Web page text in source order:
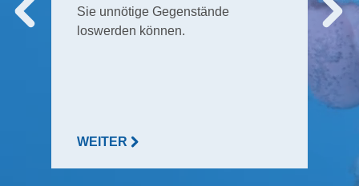
Sie unnötige Gegenstände
loswerden können.
WEITER